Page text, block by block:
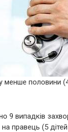
половини
9 випадків
правець (5